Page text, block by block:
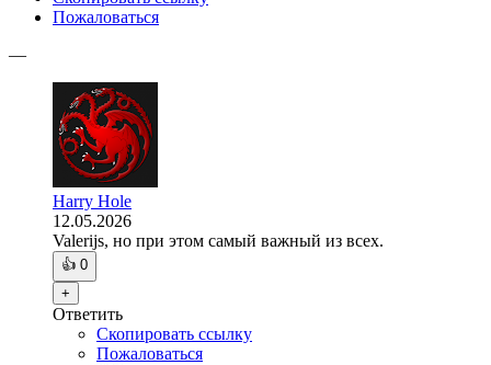
Пожаловаться
—
Harry Hole
12.05.2026
Valerijs, но при этом самый важный из всех.
👍 0
+
Ответить
Скопировать ссылку
Пожаловаться